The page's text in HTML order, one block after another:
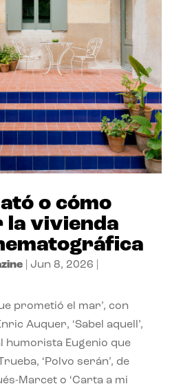
o cómo
la vivienda
| Jun 8, 2026
prometió el mar’, con
Auquer, ‘Sabel aquell’,
humorista Eugenio que
‘Polvo serán’, de
Marcet o ‘Carta a mi